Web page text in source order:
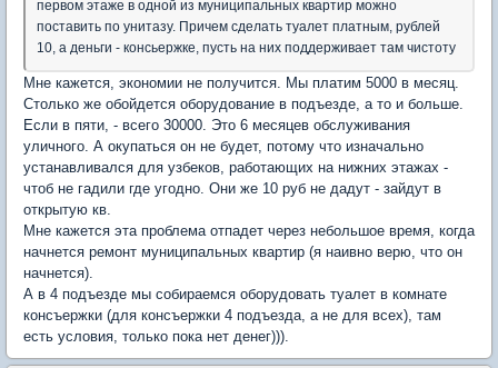
первом этаже в одной из муниципальных квартир можно
поставить по унитазу. Причем сделать туалет платным, рублей
10, а деньги - консьержке, пусть на них поддерживает там чистоту
Мне кажется, экономии не получится. Мы платим 5000 в месяц.
Столько же обойдется оборудование в подъезде, а то и больше.
Если в пяти, - всего 30000. Это 6 месяцев обслуживания
уличного. А окупаться он не будет, потому что изначально
устанавливался для узбеков, работающих на нижних этажах -
чтоб не гадили где угодно. Они же 10 руб не дадут - зайдут в
открытую кв.
Мне кажется эта проблема отпадет через небольшое время, когда
начнется ремонт муниципальных квартир (я наивно верю, что он
начнется).
А в 4 подъезде мы собираемся оборудовать туалет в комнате
консъержки (для консъержки 4 подъезда, а не для всех), там
есть условия, только пока нет денег))).